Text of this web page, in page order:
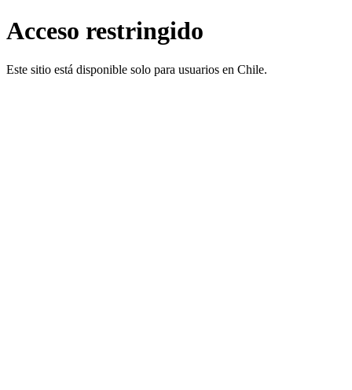
Acceso restringido
Este sitio está disponible solo para usuarios en Chile.